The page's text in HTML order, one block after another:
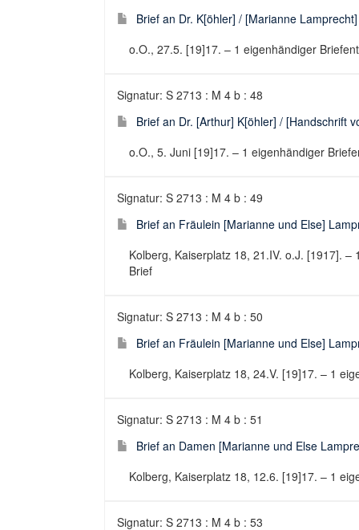
Brief an Dr. K[öhler] / [Marianne Lamprecht]
o.O., 27.5. [19]17. – 1 eigenhändiger
Signatur: S 2713 : M 4 b : 48
Brief an Dr. [Arthur] K[öhler] / [Handschrift
o.O., 5. Juni [19]17. – 1 eigenhändiger
Signatur: S 2713 : M 4 b : 49
Brief an Fräulein [Marianne und Else]
Kolberg, Kaiserplatz 18, 21.IV. o.J. [1917].
Brief
Signatur: S 2713 : M 4 b : 50
Brief an Fräulein [Marianne und Else]
Kolberg, Kaiserplatz 18, 24.V. [19]17. – 1
Signatur: S 2713 : M 4 b : 51
Brief an Damen [Marianne und Else
Kolberg, Kaiserplatz 18, 12.6. [19]17. – 1
Signatur: S 2713 : M 4 b : 53